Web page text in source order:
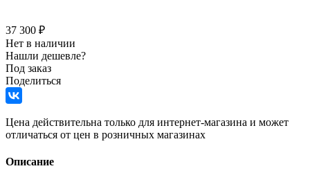
37 300 ₽
Нет в наличии
Нашли дешевле?
Под заказ
Поделиться
Цена действительна только для интернет-магазина и может
отличаться от цен в розничных магазинах
Описание